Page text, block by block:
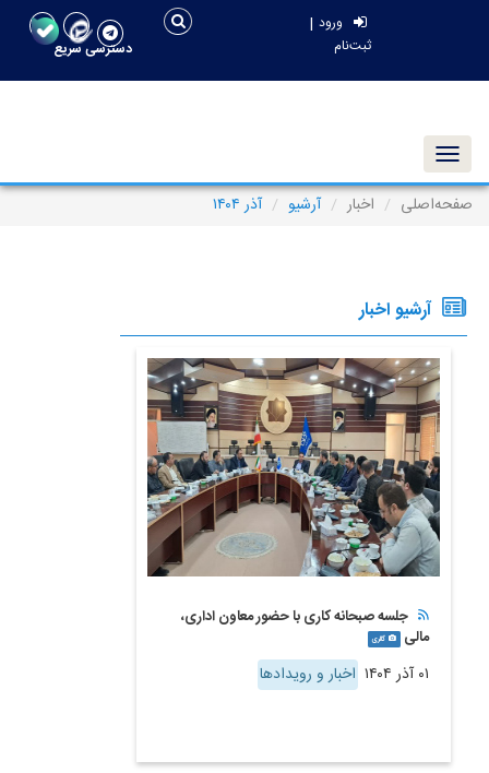
ورود |
ثبت‌نام دسترسی سریع
Toggle navigation
صفحه‌اصلی
اخبار آرشیو آذر ۱۴۰۴
آرشیو اخبار
جلسه صبحانه کاری با حضور معاون اداری،
مالی
گالری
۰۱ آذر ۱۴۰۴ اخبار و رویدادها